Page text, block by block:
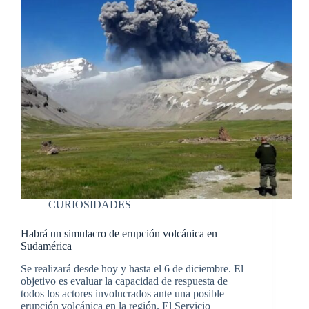
CURIOSIDADES
Habrá un simulacro de erupción volcánica en
Sudamérica
Se realizará desde hoy y hasta el 6 de diciembre. El
objetivo es evaluar la capacidad de respuesta de
todos los actores involucrados ante una posible
erupción volcánica en la región. El Servicio